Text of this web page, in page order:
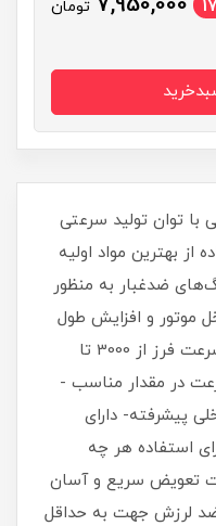
تومان
موتور پرقدرت 1200 واتی با توان تولید سرعتی
از بهترین مواد اولیه
ضدغبار به منظور
موتور و افزایش طول
عمر کل دستگاه- قابلیت تنظیم سرعت فرز از 3000 تا
سرعت در مقدار مناسب -
پیشرفته- دارای
استفاده هر چه
تعویض سریع و آسان
لرزش جهت به حداقل